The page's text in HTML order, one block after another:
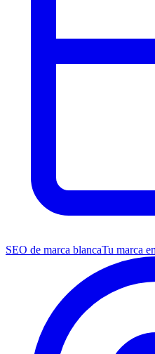
SEO de marca blancaTu marca